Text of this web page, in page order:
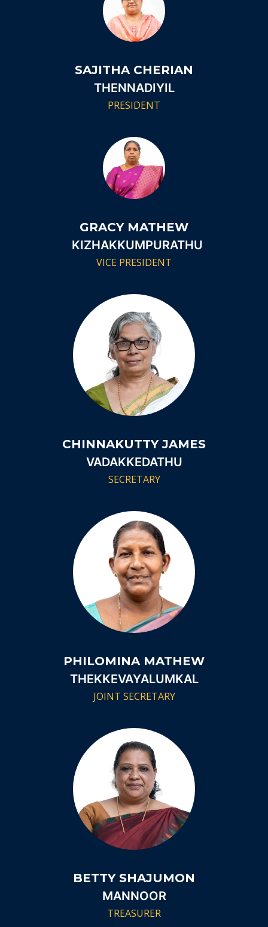
SAJITHA CHERIAN
THENNADIYIL
PRESIDENT
GRACY MATHEW
KIZHAKKUMPURATHU
VICE PRESIDENT
CHINNAKUTTY JAMES
VADAKKEDATHU
SECRETARY
PHILOMINA MATHEW
THEKKEVAYALUMKAL
JOINT SECRETARY
BETTY SHAJUMON
MANNOOR
TREASURER